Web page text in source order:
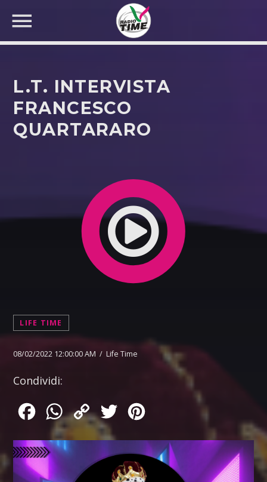
CERCA NEL SITO WEB:
L.T. INTERVISTA
FRANCESCO
QUARTARARO
LIFE TIME
08/02/2022 12:00:00 AM / Life Time
Condividi:
FacebookWhatsApp
Copy
Link
Twitter